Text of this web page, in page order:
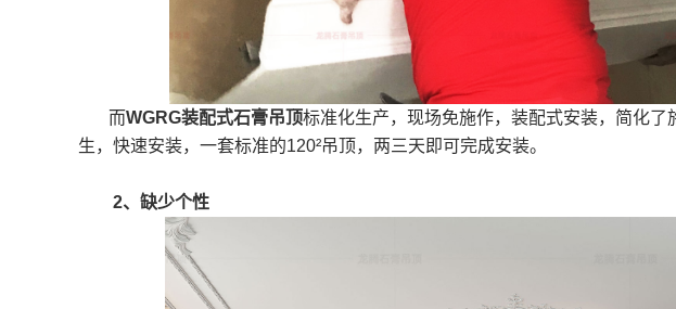
而WGRG装配式石膏吊顶标准化生产，现场免施作，装配式安装，简化
生，快速安装，一套标准的120²吊顶，两三天即可完成安装。
2、缺少个性